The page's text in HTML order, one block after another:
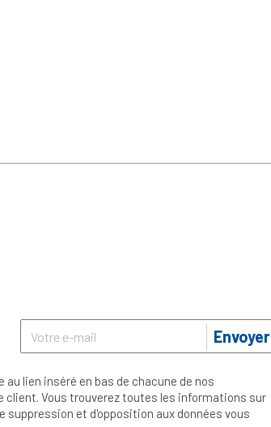
Envoyer
lien inséré en bas de chacune de nos
Vous trouverez toutes les informations sur
suppression et d'opposition aux données vous